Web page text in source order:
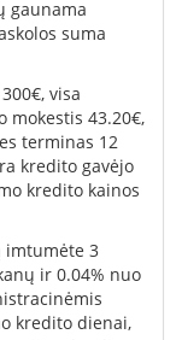
gaunama
suma
visa
mokestis 43.20€,
terminas 12
kredito gavėjo
kredito kainos
imtumėte 3
ir 0.04% nuo
kredito dienai,